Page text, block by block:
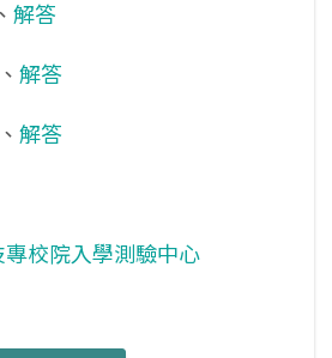
、 解答
、 解答
、 解答
專校院入學測驗中心